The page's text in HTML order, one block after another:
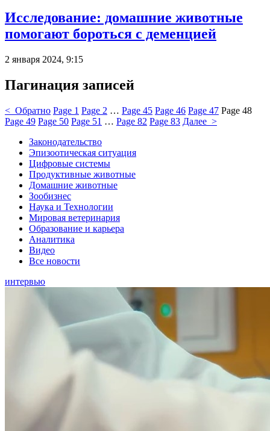
Исследование: домашние животные
помогают бороться с деменцией
2 января 2024, 9:15
Пагинация записей
< Обратно Page 1 Page 2 … Page 45 Page 46 Page 47 Page 48
Page 49 Page 50 Page 51 … Page 82 Page 83 Далее >
Законодательство
Эпизоотическая ситуация
Цифровые системы
Продуктивные животные
Домашние животные
Зообизнес
Наука и Технологии
Мировая ветеринария
Образование и карьера
Аналитика
Видео
Все новости
интервью